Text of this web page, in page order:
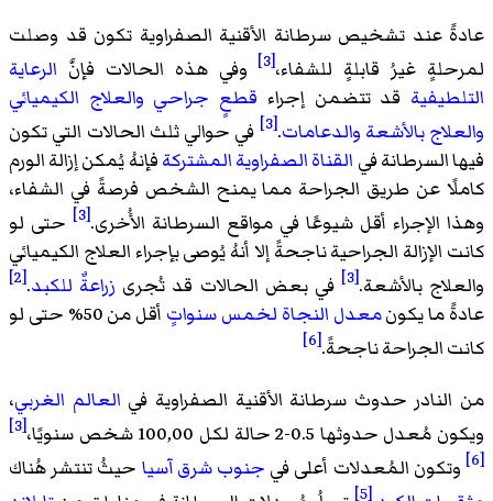
عادةً عند تشخيص سرطانة الأقنية الصفراوية تكون قد وصلت
لمرحلةٍ غيرُ قابلةٍ للشفاء،[3] وفي هذه الحالات فإنَّ الرعاية
التلطيفية قد تتضمن إجراء قطعٍ جراحي والعلاج الكيميائي
والعلاج بالأشعة والدعامات.
[3]
في حوالي ثلث الحالات التي تكون
فيها السرطانة في القناة الصفراوية المشتركةفإنهُ يُمكن إزالة الورم
كاملًا عن طريق الجراحة مما يمنح الشخص فرصةً في الشفاء،
وهذا الإجراء أقل شيوعًا في مواقع السرطانة الأُخرى.[3]
حتى لو
كانت الإزالة الجراحية ناجحةً إلا أنهُ يُوصى بإجراء العلاج الكيميائي
والعلاج بالأشعة.[3] في بعض الحالات قد تُجرى زراعةٌ للكبد.
[2]
عادةً ما يكونمعدل النجاة لخمس سنواتٍ
أقل من 50% حتى لو
كانت الجراحة ناجحةً.[6]
من النادر حدوث سرطانة الأقنية الصفراوية في العالم الغربي،
ويكون مُعدل حدوثها 0.5-2 حالة لكل 100,00 شخص سنويًا،
[3]
[6]
وتكون المُعدلات أعلى في جنوب شرق آسيا حيثُ تنتشر هُناك
[5]